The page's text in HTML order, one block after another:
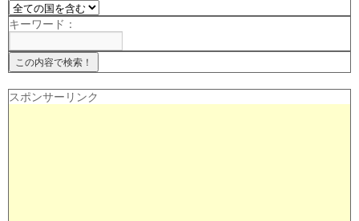
キーワード：
スポンサーリンク